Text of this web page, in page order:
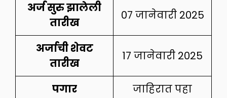
अर्ज सुरु झालेली
तारीख
07 जानेवारी 2025
अर्जाची शेवट
तारीख
17 जानेवारी 2025
पगार जाहिरात पहा